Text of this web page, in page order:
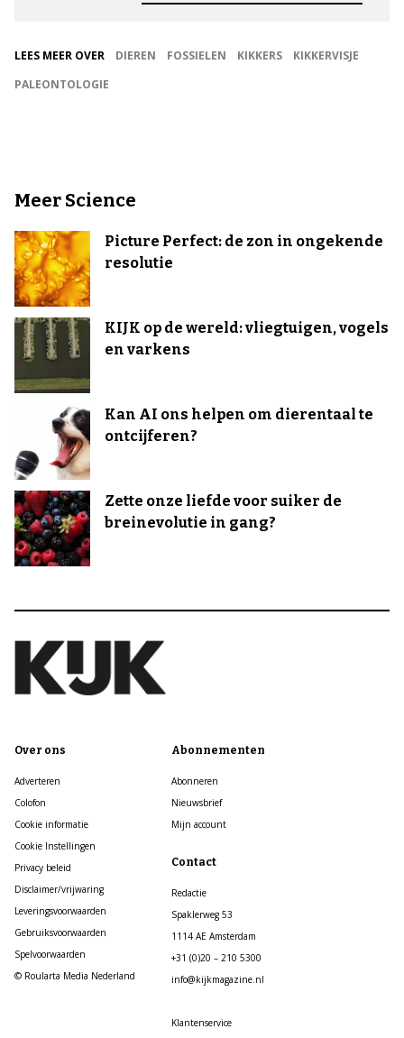
LEES MEER OVER DIEREN FOSSIELEN KIKKERS
KIKKERVISJE
PALEONTOLOGIE
Meer Science
Picture Perfect: de zon in ongekende
resolutie
KIJK op de wereld: vliegtuigen, vogels
en varkens
Kan AI ons helpen om dierentaal te
ontcijferen?
Zette onze liefde voor suiker de
breinevolutie in gang?
Over ons
Adverteren
Colofon
Cookie informatie
Cookie Instellingen
Privacy beleid
Disclaimer/vrijwaring
Leveringsvoorwaarden
Gebruiksvoorwaarden
Spelvoorwaarden
© Roularta Media Nederland
Abonnementen
Abonneren
Nieuwsbrief
Mijn account
Contact
Redactie
Spaklerweg 53
1114 AE Amsterdam
+31 (0)20 – 210 5300
info@kijkmagazine.nl
Klantenservice